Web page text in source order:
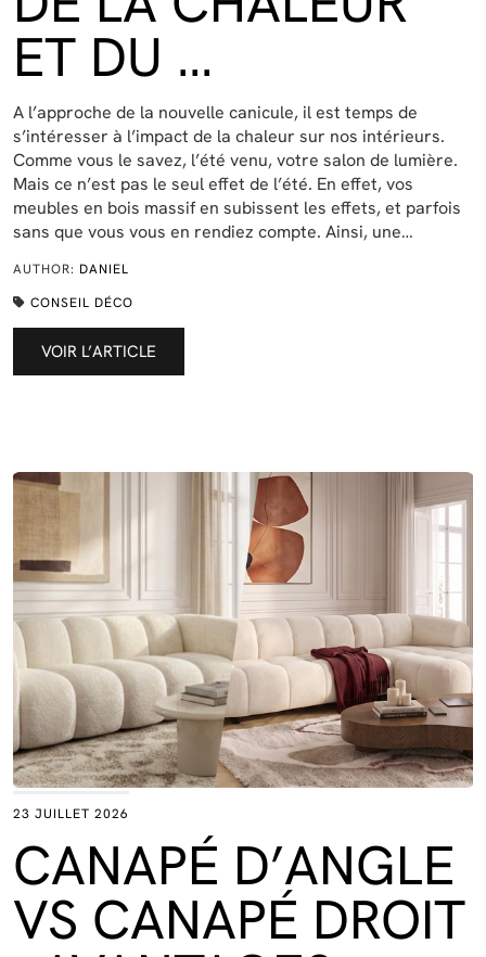
ET DU …
A l’approche de la nouvelle canicule, il est temps de
s’intéresser à l’impact de la chaleur sur nos intérieurs.
Comme vous le savez, l’été venu, votre salon de lumière.
Mais ce n’est pas le seul effet de l’été. En effet, vos
meubles en bois massif en subissent les effets, et parfois
sans que vous vous en rendiez compte. Ainsi, une…
AUTHOR: DANIEL
CONSEIL DÉCO
VOIR L’ARTICLE
23 JUILLET 2026
CANAPÉ D’ANGLE
VS CANAPÉ DROIT